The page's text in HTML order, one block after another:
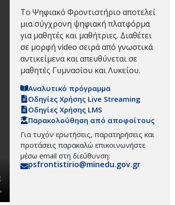
Το Ψηφιακό Φροντιστήριο αποτελεί
μια σύγχρονη ψηφιακή πλατφόρμα
για μαθητές και μαθήτριες. Διαθέτει
σε μορφή video σειρά από γνωστικά
αντικείμενα και απευθύνεται σε
μαθητές Γυμνασίου και Λυκείου.
Αναλυτικό πρόγραμμα
Οδηγίες Χρήσης Live Streaming
Οδηγίες Χρήσης LMS
Παρακολούθηση από αποφοίτους
Για τυχόν ερωτήσεις, παρατηρήσεις και
προτάσεις παρακαλώ επικοινωνήστε
μέσω email στη διεύθυνση:
psfrontistirio@minedu.gov.gr